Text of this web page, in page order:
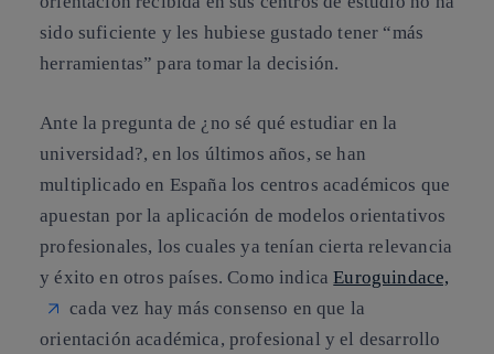
sido suficiente y les hubiese gustado tener “más
herramientas” para tomar la decisión.
Ante la pregunta de ¿no sé qué estudiar en la
universidad?, en los últimos años, se han
multiplicado en España los centros académicos que
apuestan por la aplicación de modelos orientativos
profesionales, los cuales ya tenían cierta relevancia
y éxito en otros países. Como indicaEuroguindace,
cada vez hay más consenso en que la
orientación académica, profesional y el desarrollo